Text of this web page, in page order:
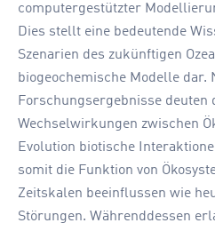
computergestützter
Dies stellt eine bedeutende
Szenarien des zukünftigen
biogeochemische Modelle dar.
Forschungsergebnisse deuten
Wechselwirkungen zwischen
Evolution biotische
somit die Funktion von
Zeitskalen beeinflussen wie
Störungen. Währenddessen